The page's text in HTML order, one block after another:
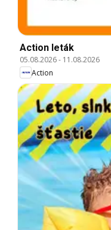
Action leták
05.08.2026- 11.08.2026
Action